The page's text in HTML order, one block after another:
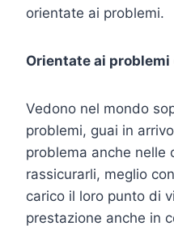
orientate ai problemi.
Orientate ai
Vedono nel mondo
problemi, guai in
problema anche nelle
rassicurarli, meglio
carico il loro punto di
prestazione anche in